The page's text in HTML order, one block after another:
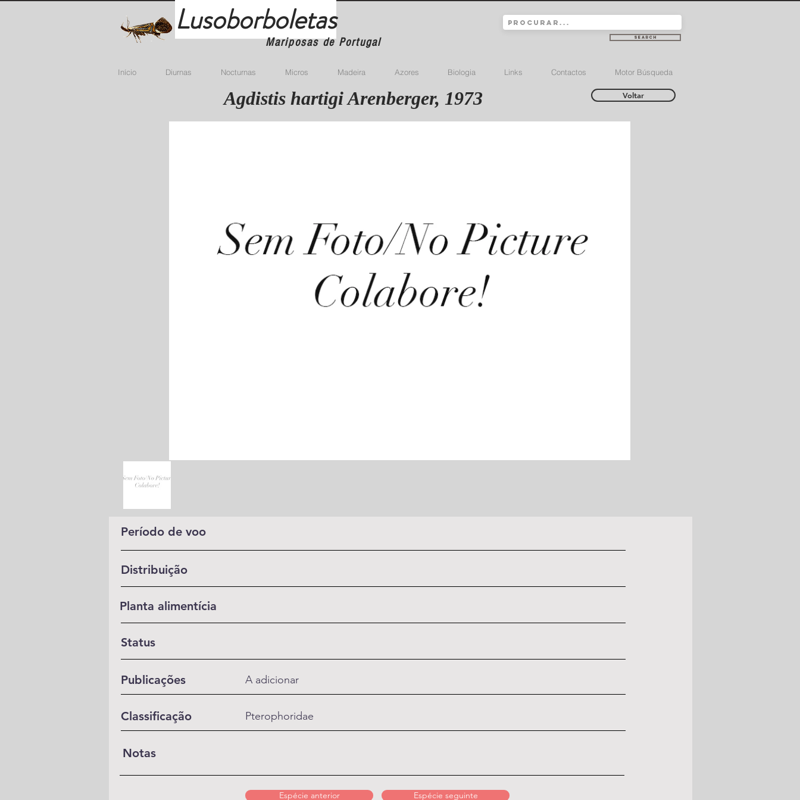
Lusoborboletas
Mariposas de Portugal Search
Início Diurnas Nocturnas Micros Madeira Azores Biologia Links Contactos Motor Búsqueda
Agdistis hartigi Arenberger, 1973 Voltar
Período de voo
Distribuição
Planta alimentícia
Status
Publicações A adicionar
Classificação Pterophoridae
Notas
Espécie anterior Espécie seguinte